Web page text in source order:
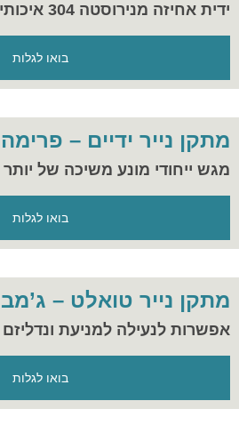
ידית אחיזה מנירוסטה 304 איכותית
בואו לגלות
מתקן נייר ידיים – פרימה Z
מגש ייחודי מונע משיכה של
בואו לגלות
מתקן נייר טואלט –
אפשרות לנעילה למניעת ונדליזם
בואו לגלות